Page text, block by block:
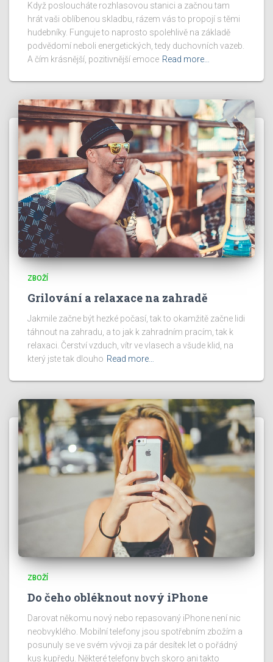
Když posloucháte rozhlasovou stanici a začnou tam
hrát vaši oblíbenou skladbu, rázem vás to propojí s těmi
hudebníky. Funguje to naprosto spolehlivě na základě
podvědomí neboli energetických, tedy duchovních vazeb.
A čím krásnější, pozitivnější emoce Read more…
ZBOŽÍ
Grilování a relaxace na zahradě
Jakmile začne být hezké počasí, tak to okamžitě začne lidi
táhnout na zahradu, a to jak k zahradním pracím, tak k
relaxaci. Čerství vzduch, vítr ve vlasech a všude klid, na
který jste tak dlouho Read more…
ZBOŽÍ
Do čeho obléknout nový iPhone
Darovat někomu nový nebo repasovaný iPhone není nic
neobvyklého. Mobilní telefony jsou spotřebním zbožím a
posunuly se ve svém vývoji za pár desítek let o pořádný
kus kupředu. Některé telefony bych skoro ani takto